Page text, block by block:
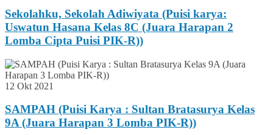
Sekolahku, Sekolah Adiwiyata (Puisi karya:
Uswatun Hasana Kelas 8C (Juara Harapan 2
Lomba Cipta Puisi PIK-R))
12 Okt 2021
SAMPAH (Puisi Karya : Sultan Bratasurya Kelas
9A (Juara Harapan 3 Lomba PIK-R))